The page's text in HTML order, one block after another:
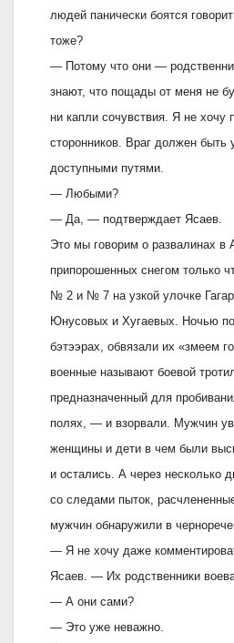
людей панически боятся
тоже?
— Потому что они —
знают, что пощады от меня не
ни капли сочувствия. Я не хочу
сторонников. Враг должен
доступными путями.
— Любыми?
— Да, — подтверждает Ясаев.
Это мы говорим о развалинах
припорошенных снегом только
№ 2 и № 7 на узкой улочке
Юнусовых и Хугаевых. Ночью
бэтээрах, обвязали их «змеем
военные называют боевой
предназначенный для
полях, — и взорвали. Мужчин
женщины и дети в чем были
и остались. А через несколько
со следами пыток,
мужчин обнаружили в
— Я не хочу даже
Ясаев. — Их родственники
— А они сами?
— Это уже неважно.